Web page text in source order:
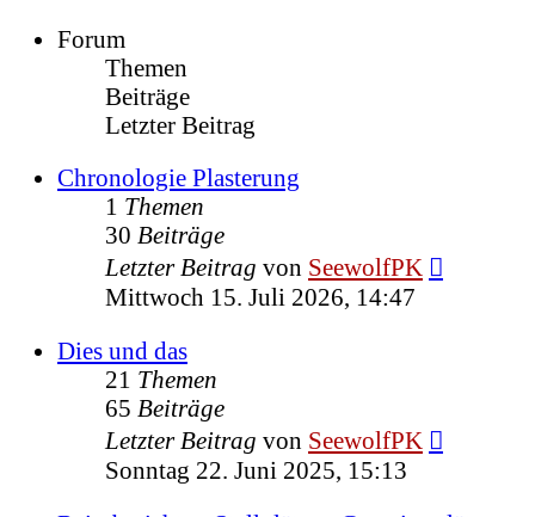
Forum
Themen
Beiträge
Letzter Beitrag
Chronologie Plasterung
1 Themen
30 Beiträge
Letzter Beitrag von SeewolfPK
Mittwoch 15. Juli 2026, 14:47
Dies und das
21 Themen
65 Beiträge
Letzter Beitrag von SeewolfPK
Sonntag 22. Juni 2025, 15:13